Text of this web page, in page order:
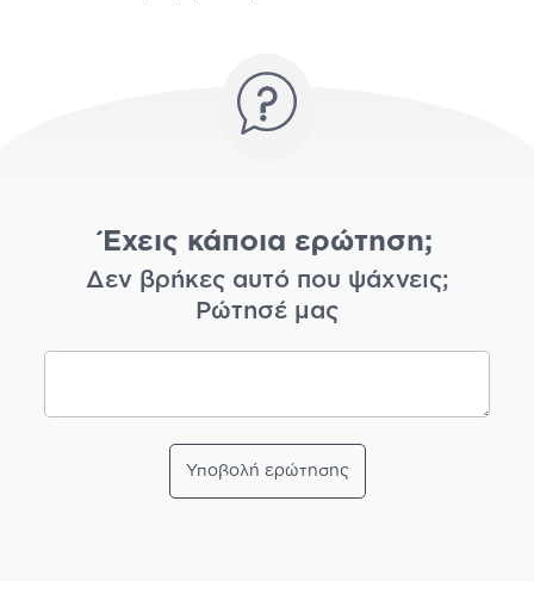
Έχεις κάποια ερώτηση;
Δεν βρήκες αυτό που ψάχνεις;
Ρώτησέ μας
Υποβολή ερώτησης